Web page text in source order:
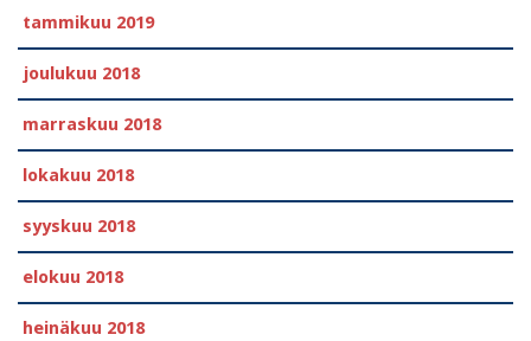
tammikuu 2019
joulukuu 2018
marraskuu 2018
lokakuu 2018
syyskuu 2018
elokuu 2018
heinäkuu 2018